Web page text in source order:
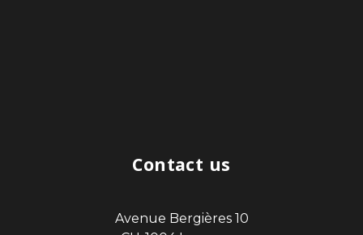
Contact us
Avenue Bergières 10